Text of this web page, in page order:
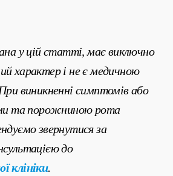
у цій статті, має виключно
характер і не є медичною
виникненні симптомів або
та порожниною рота
звернутися за
до
клініки.